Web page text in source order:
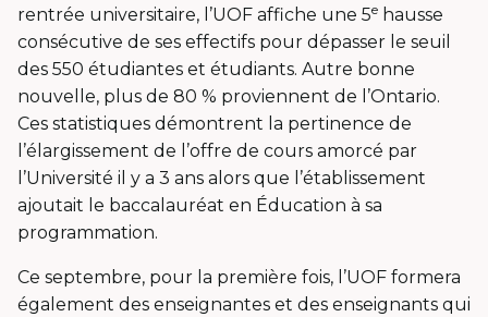
rentrée universitaire, l’UOF affiche une 5e hausse
consécutive de ses effectifs pour dépasser le seuil
des 550 étudiantes et étudiants. Autre bonne
nouvelle, plus de 80 % proviennent de l’Ontario.
Ces statistiques démontrent la pertinence de
l’élargissement de l’offre de cours amorcé par
l’Université il y a 3 ans alors que l’établissement
ajoutait le baccalauréat en Éducation à sa
programmation.
Ce septembre, pour la première fois, l’UOF formera
également des enseignantes et des enseignants qui